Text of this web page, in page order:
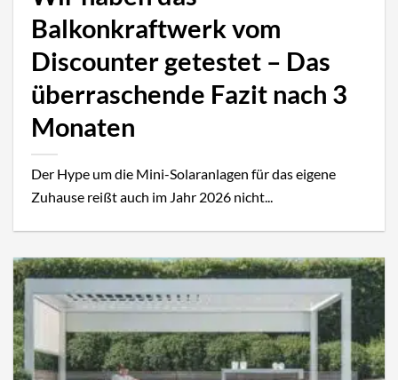
Balkonkraftwerk vom
Discounter getestet – Das
überraschende Fazit nach 3
Monaten
Der Hype um die Mini-Solaranlagen für das eigene
Zuhause reißt auch im Jahr 2026 nicht...